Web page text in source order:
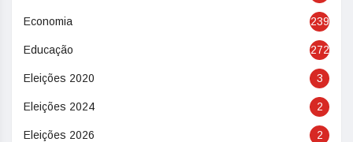
Economia 239
Educação 272
Eleições 2020 3
Eleições 2024 2
Eleições 2026 2